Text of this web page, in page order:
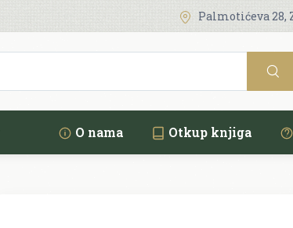
Palmotićeva 28,
O nama Otkup knjiga